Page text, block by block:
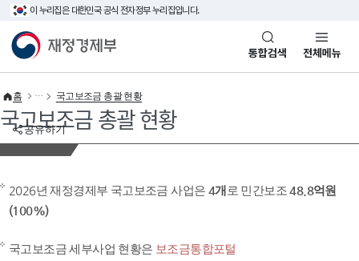
이 누리집은 대한민국 공식 전자정부 누리집입니다.
재정경제부(www.mofe.go.kr)통합검색 전체메뉴
공유하기
홈 국고보조금 총괄 현황
국고보조금 총괄 현황
2026년 재정경제부 국고보조금 사업은 4개 로 민간보조48.8억원
(100%)
국고보조금 세부사업 현황은 보조금통합포털